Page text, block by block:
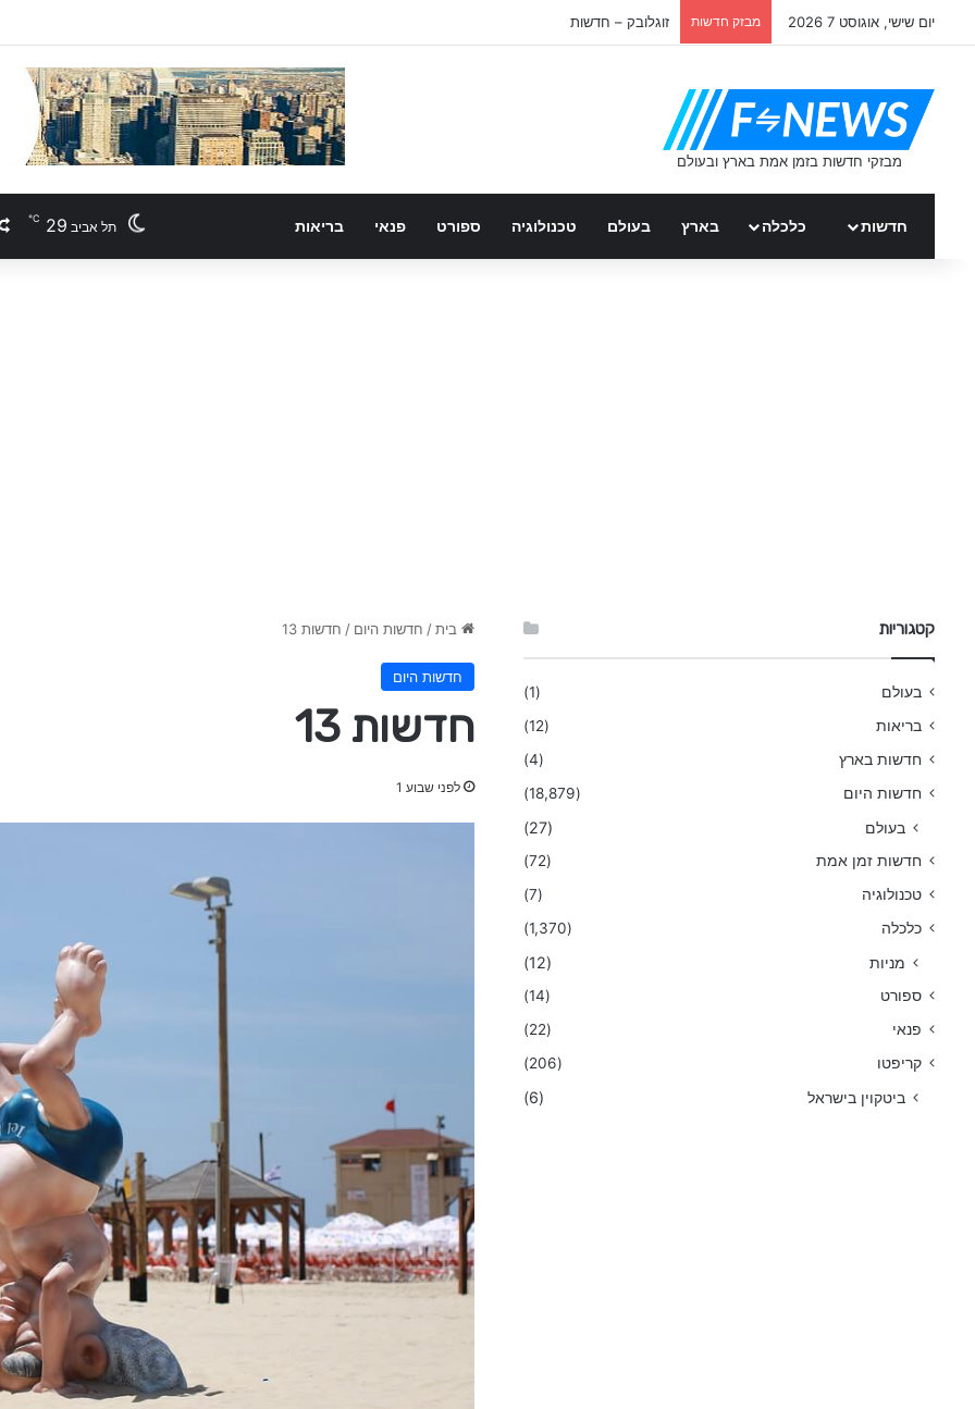
יום שישי, אוגוסט 7 2026 מבזק חדשות זוגלובק – חדשות
חדשות כלכלה בארץ בעולם טכנולוגיה ספורט פנאי בריאות תל אביב 29
℃
בית / חדשות היום / חדשות 13
חדשות היום
חדשות 13
לפני שבוע 1
קטגוריות
בעולם
(1)
בריאות
(12)
חדשות בארץ
(4)
חדשות היום
(18,879)
בעולם (27)
חדשות זמן אמת
(72)
טכנולוגיה
(7)
כלכלה
(1,370)
מניות (12)
ספורט
(14)
פנאי
(22)
קריפטו
(206)
ביטקוין בישראל (6)